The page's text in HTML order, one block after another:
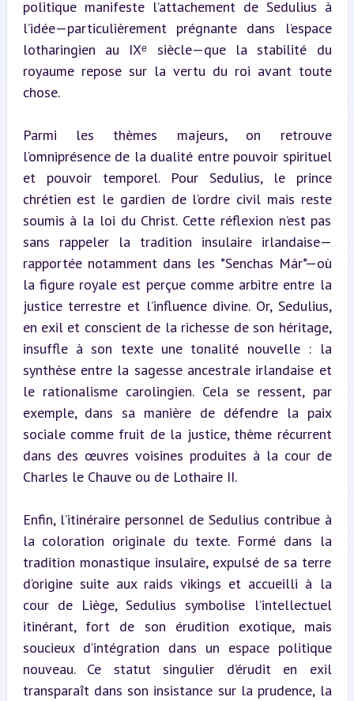
politique manifeste l’attachement de Sedulius à
l’idée—particulièrement prégnante dans l’espace
lotharingien au IXᵉ siècle—que la stabilité du
royaume repose sur la vertu du roi avant toute
chose.
Parmi les thèmes majeurs, on retrouve
l’omniprésence de la dualité entre pouvoir spirituel
et pouvoir temporel. Pour Sedulius, le prince
chrétien est le gardien de l’ordre civil mais reste
soumis à la loi du Christ. Cette réflexion n’est pas
sans rappeler la tradition insulaire irlandaise—
rapportée notamment dans les *Senchas Már*—où
la figure royale est perçue comme arbitre entre la
justice terrestre et l’influence divine. Or, Sedulius,
en exil et conscient de la richesse de son héritage,
insuffle à son texte une tonalité nouvelle : la
synthèse entre la sagesse ancestrale irlandaise et
le rationalisme carolingien. Cela se ressent, par
exemple, dans sa manière de défendre la paix
sociale comme fruit de la justice, thème récurrent
dans des œuvres voisines produites à la cour de
Charles le Chauve ou de Lothaire II.
Enfin, l’itinéraire personnel de Sedulius contribue à
la coloration originale du texte. Formé dans la
tradition monastique insulaire, expulsé de sa terre
d’origine suite aux raids vikings et accueilli à la
cour de Liège, Sedulius symbolise l’intellectuel
itinérant, fort de son érudition exotique, mais
soucieux d’intégration dans un espace politique
nouveau. Ce statut singulier d’érudit en exil
transparaît dans son insistance sur la prudence, la